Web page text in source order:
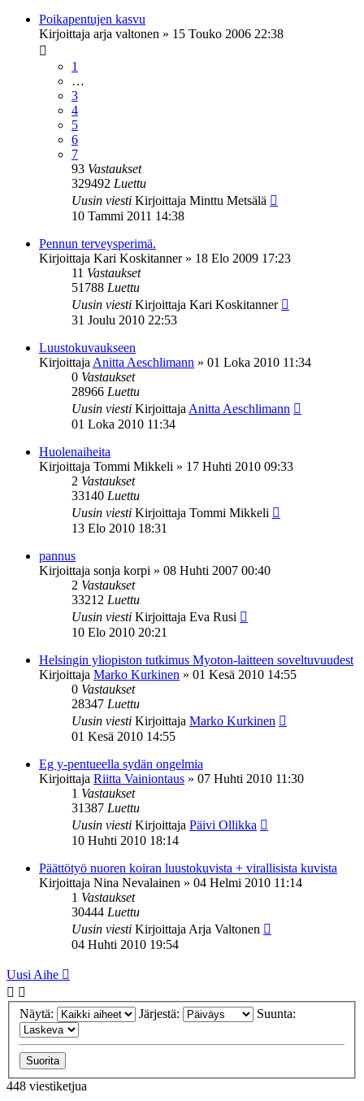
Poikapentujen kasvu
Kirjoittaja arja valtonen » 15 Touko 2006 22:38
1
…
3
4
5
6
7
93 Vastaukset
329492 Luettu
Uusin viesti Kirjoittaja Minttu Metsälä
10 Tammi 2011 14:38
Pennun terveysperimä.
Kirjoittaja Kari Koskitanner» 18 Elo 2009 17:23
11 Vastaukset
51788 Luettu
Uusin viesti Kirjoittaja Kari Koskitanner
31 Joulu 2010 22:53
Luustokuvaukseen
Kirjoittaja Anitta Aeschlimann » 01 Loka 2010 11:34
0 Vastaukset
28966 Luettu
Uusin viesti Kirjoittaja Anitta Aeschlimann
01 Loka 2010 11:34
Huolenaiheita
Kirjoittaja Tommi Mikkeli » 17 Huhti 2010 09:33
2 Vastaukset
33140 Luettu
Uusin viesti Kirjoittaja Tommi Mikkeli
13 Elo 2010 18:31
pannus
Kirjoittaja sonja korpi » 08 Huhti 2007 00:40
2 Vastaukset
33212 Luettu
Uusin viesti Kirjoittaja Eva Rusi
10 Elo 2010 20:21
Helsingin yliopiston tutkimus Myoton-laitteen soveltuvuudest
Kirjoittaja Marko Kurkinen » 01 Kesä 2010 14:55
0 Vastaukset
28347 Luettu
Uusin viesti Kirjoittaja Marko Kurkinen
01 Kesä 2010 14:55
Eg y-pentueella sydän ongelmia
Kirjoittaja Riitta Vainiontaus » 07 Huhti 2010 11:30
1 Vastaukset
31387 Luettu
Uusin viesti Kirjoittaja Päivi Ollikka
10 Huhti 2010 18:14
Päättötyö nuoren koiran luustokuvista + virallisista kuvista
Kirjoittaja Nina Nevalainen » 04 Helmi 2010 11:14
1 Vastaukset
30444 Luettu
Uusin viesti Kirjoittaja Arja Valtonen
04 Huhti 2010 19:54
Uusi Aihe
Näytä: Järjestä: Suunta:
448 viestiketjua